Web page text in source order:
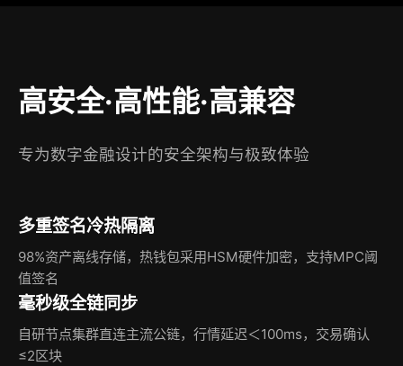
高安全·高性能·高兼容
专为数字金融设计的安全架构与极致体验
多重签名冷热隔离
98%资产离线存储，热钱包采用HSM硬件加密，支持MPC阈
值签名
毫秒级全链同步
自研节点集群直连主流公链，行情延迟＜100ms，交易确认
≤2区块